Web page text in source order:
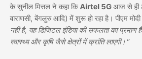
के सुनील मित्तल ने कहा कि Airtel 5G आज से ही
वाराणसी, बेंगलुरु आदि) में शुरू हो रहा है। पीएम
नहीं है, यह डिजिटल इंडिया की सफलता का प्रमाण
स्वास्थ्य और कृषि जैसे क्षेत्रों में क्रांति लाएगी।"